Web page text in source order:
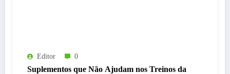
Editor 0
Suplementos que Não Ajudam nos Treinos da